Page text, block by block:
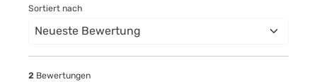
Sortiert nach
2 Bewertungen